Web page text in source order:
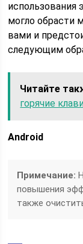
использования
могло обрасти
вами и
следующим
Читайте
горячие
Android
Примечание:
повышения
также